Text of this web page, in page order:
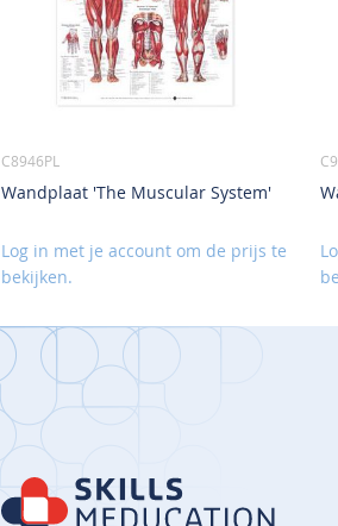
C8946PL
Wandplaat 'The Muscular System'
Log in met je account om de prijs te
bekijken.